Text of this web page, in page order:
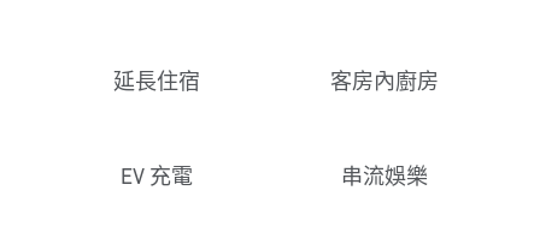
延長住宿 客房內廚房
EV 充電 串流娛樂